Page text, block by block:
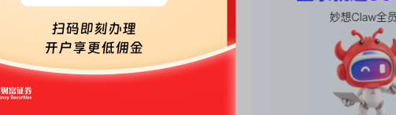
货公司表达了A股、H股和新三板上市的
上市工作，不过，是谋求主板还是新三
是创新业务，期货公司都对补充净资本